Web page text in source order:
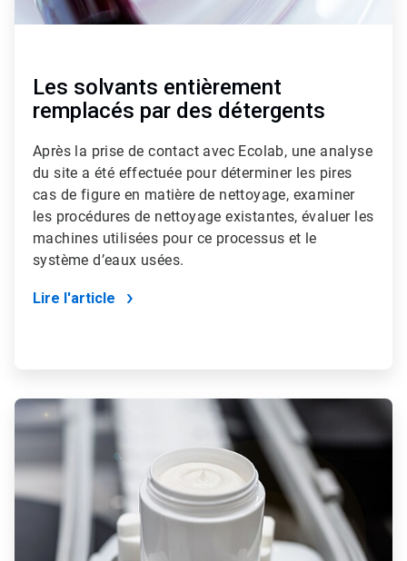
Les solvants entièrement
remplacés par des détergents
Après la prise de contact avec Ecolab, une analyse
du site a été effectuée pour déterminer les pires
cas de figure en matière de nettoyage, examiner
les procédures de nettoyage existantes, évaluer les
machines utilisées pour ce processus et le
système d’eaux usées.
Lire l'article
ArticleTile
3